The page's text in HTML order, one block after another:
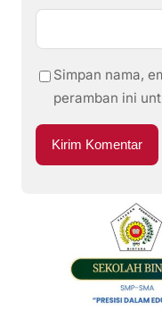
Simpan nama,
peramban ini